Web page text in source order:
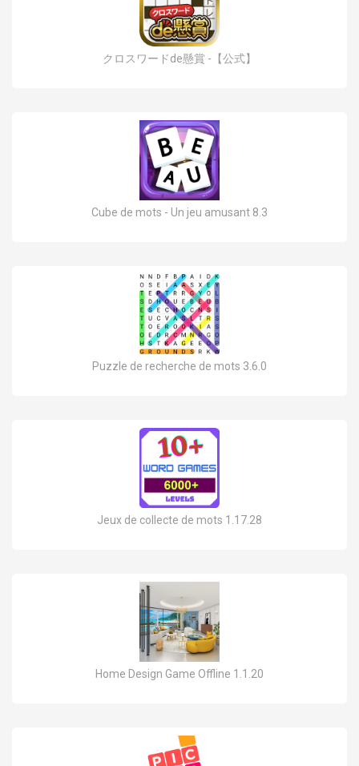
クロスワードde懸賞 -【公式】
Cube de mots - Un jeu amusant 8.3
Puzzle de recherche de mots 3.6.0
Jeux de collecte de mots 1.17.28
Home Design Game Offline 1.1.20